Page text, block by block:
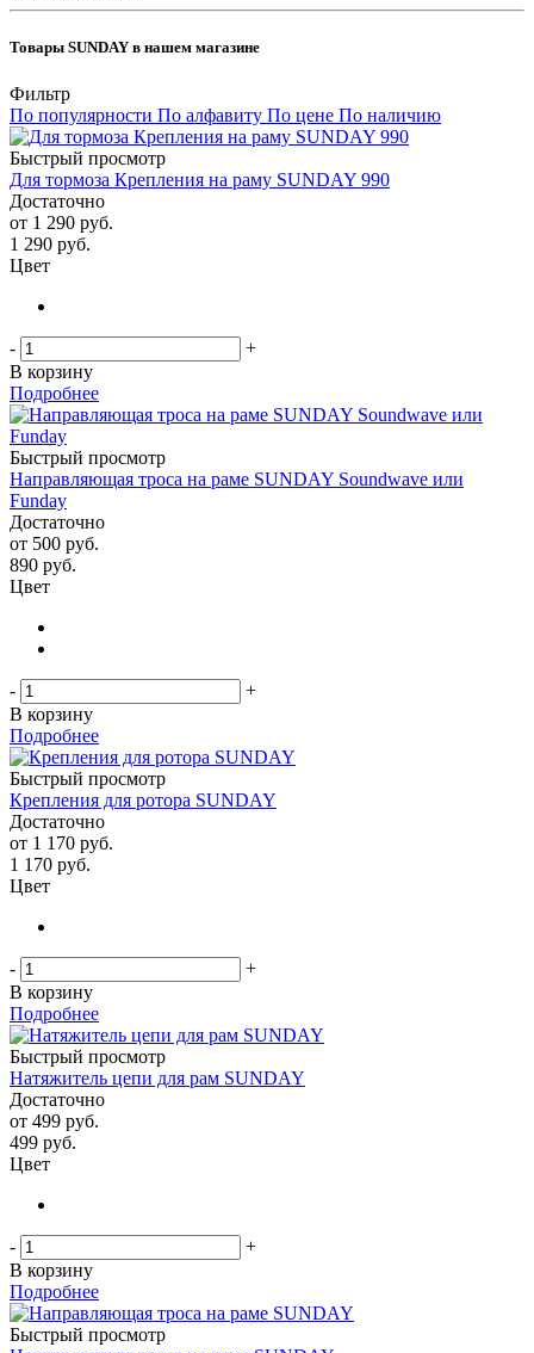
Товары SUNDAY в нашем магазине
Фильтр
По популярности По алфавиту По цене По наличию
Быстрый просмотр
Для тормоза Крепления на раму SUNDAY 990
Достаточно
от 1 290 руб.
1 290 руб.
Цвет
-
+
В корзину
Подробнее
Быстрый просмотр
Направляющая троса на раме SUNDAY Soundwave или
Funday
Достаточно
от 500 руб.
890 руб.
Цвет
-
+
В корзину
Подробнее
Быстрый просмотр
Крепления для ротора SUNDAY
Достаточно
от 1 170 руб.
1 170 руб.
Цвет
-
+
В корзину
Подробнее
Быстрый просмотр
Натяжитель цепи для рам SUNDAY
Достаточно
от 499 руб.
499 руб.
Цвет
-
+
В корзину
Подробнее
Быстрый просмотр